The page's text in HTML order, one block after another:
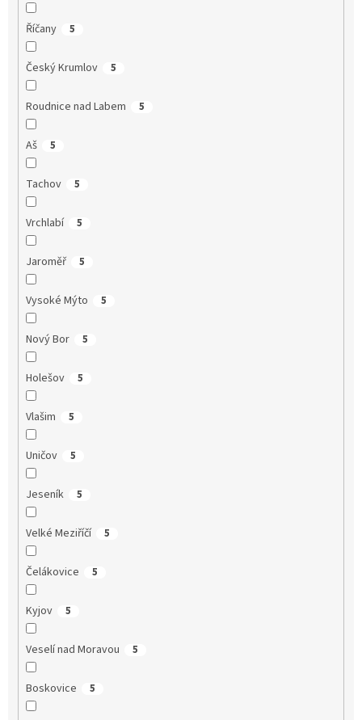
Říčany 5
Český Krumlov 5
Roudnice nad Labem 5
Aš 5
Tachov 5
Vrchlabí 5
Jaroměř 5
Vysoké Mýto 5
Nový Bor 5
Holešov 5
Vlašim 5
Uničov 5
Jeseník 5
Velké Meziříčí 5
Čelákovice 5
Kyjov 5
Veselí nad Moravou 5
Boskovice 5